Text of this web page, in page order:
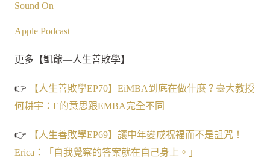
Sound On
Apple Podcast
更多【凱爺—人生善敗學】
👉
【人生善敗學EP70】EiMBA到底在做什麼？臺大教授
何耕宇：E的意思跟EMBA完全不同
👉
【人生善敗學EP69】讓中年變成祝福而不是詛咒！
Erica：「自我覺察的答案就在自己身上。」